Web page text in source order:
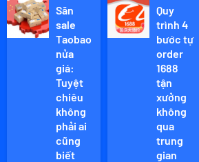
Săn
sale
Taobao
nửa
giá:
Tuyệt
chiêu
không
phải ai
cũng
biết
Quy
trình 4
bước tự
order
1688
tận
xưởng
không
qua
trung
gian